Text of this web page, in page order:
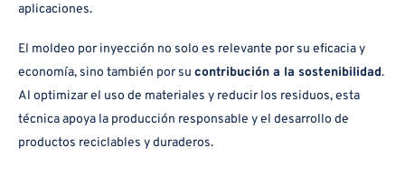
aplicaciones.
El moldeo por inyección no solo es relevante por su eficacia y
economía, sino también por su contribución a la sostenibilidad.
Al optimizar el uso de materiales y reducir los residuos, esta
técnica apoya la producción responsable y el desarrollo de
productos reciclables y duraderos.